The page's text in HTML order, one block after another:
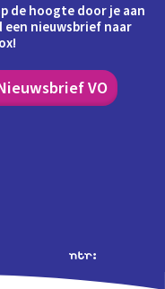
de hoogte door je aan
nieuwsbrief naar
VO